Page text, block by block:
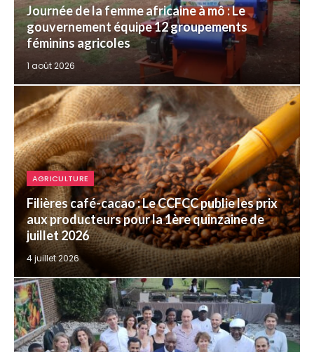
Journée de la femme africaine à mô : Le
gouvernement équipe 12 groupements
féminins agricoles
1 août 2026
AGRICULTURE
Filières café-cacao : Le CCFCC publie les prix
aux producteurs pour la 1ère quinzaine de
juillet 2026
4 juillet 2026